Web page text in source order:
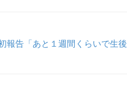
報告「あと１週間くらいで生後